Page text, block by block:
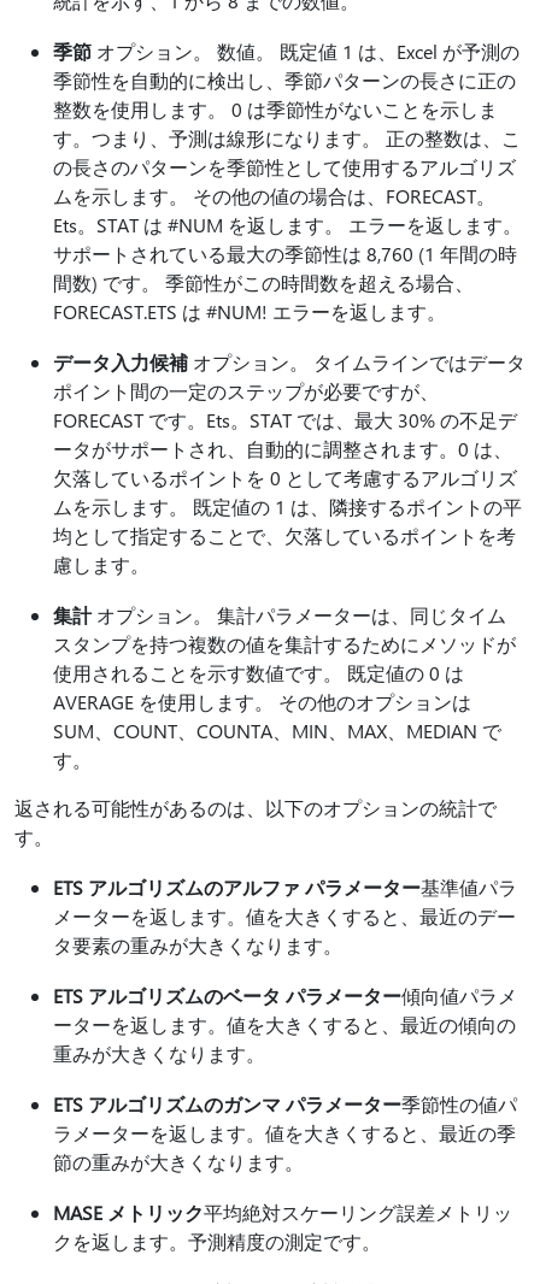
季節 オプション。 数値。 既定値 1 は、Excel が予測の
季節性を自動的に検出し、季節パターンの長さに正の
整数を使用します。 0 は季節性がないことを示しま
す。つまり、予測は線形になります。 正の整数は、こ
の長さのパターンを季節性として使用するアルゴリズ
ムを示します。 その他の値の場合は、FORECAST。
Ets。STAT は #NUM を返します。 エラーを返します。
サポートされている最大の季節性は 8,760 (1 年間の時
間数) です。 季節性がこの時間数を超える場合、
FORECAST.ETS は #NUM! エラーを返します。
データ入力候補 オプション。 タイムラインではデータ
ポイント間の一定のステップが必要ですが、
FORECAST です。Ets。STAT では、最大 30% の不足デ
ータがサポートされ、自動的に調整されます。0 は、
欠落しているポイントを 0 として考慮するアルゴリズ
ムを示します。 既定値の 1 は、隣接するポイントの平
均として指定することで、欠落しているポイントを考
慮します。
集計オプション。 集計パラメーターは、同じタイム
スタンプを持つ複数の値を集計するためにメソッドが
使用されることを示す数値です。 既定値の 0 は
AVERAGE を使用します。 その他のオプションは
SUM、COUNT、COUNTA、MIN、MAX、MEDIAN で
す。
返される可能性があるのは、以下のオプションの統計で
す。
ETS アルゴリズムのアルファ パラメーター基準値パラ
メーターを返します。値を大きくすると、最近のデー
タ要素の重みが大きくなります。
ETS アルゴリズムのベータ パラメーター傾向値パラメ
ーターを返します。値を大きくすると、最近の傾向の
重みが大きくなります。
ETS アルゴリズムのガンマ パラメーター季節性の値パ
ラメーターを返します。値を大きくすると、最近の季
節の重みが大きくなります。
MASE メトリック平均絶対スケーリング誤差メトリッ
クを返します。予測精度の測定です。